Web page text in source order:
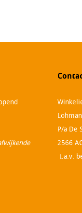
P/a De
2566
t.a.v.